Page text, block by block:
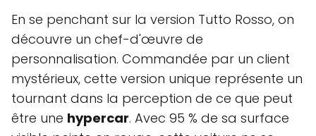
En se penchant sur la version Tutto Rosso, on
découvre un chef-d'œuvre de
personnalisation. Commandée par un client
mystérieux, cette version unique représente un
tournant dans la perception de ce que peut
être une hypercar. Avec 95 % de sa surface